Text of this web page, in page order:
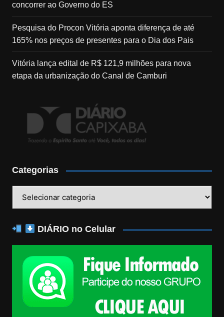
concorrer ao Governo do ES
Pesquisa do Procon Vitória aponta diferença de até
165% nos preços de presentes para o Dia dos Pais
Vitória lança edital de R$ 121,9 milhões para nova
etapa da urbanização do Canal de Camburi
Categorias
DIÁRIO no Celular